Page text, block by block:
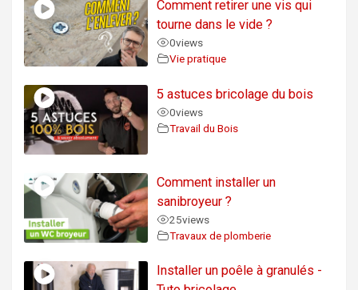
Comment retirer une vis qui
tourne dans le vide ?
0views
Vie pratique
5 astuces bricolage du bois
0views
Travail du Bois
Comment installer un
sanibroyeur ?
25views
Travaux de plomberie
Installer un poêle à granulés -